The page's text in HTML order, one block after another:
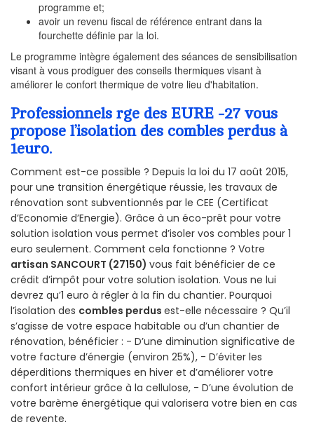
programme et;
avoir un revenu fiscal de référence entrant dans la
fourchette définie par la loi.
Le programme intègre également des séances de sensibilisation
visant à vous prodiguer des conseils thermiques visant à
améliorer le confort thermique de votre lieu d'habitation.
Professionnels rge des EURE -27 vous
propose l’isolation des combles perdus à
1euro.
Comment est-ce possible ? Depuis la loi du 17 août 2015,
pour une transition énergétique réussie, les travaux de
rénovation sont subventionnés par le CEE (Certificat
d’Economie d’Energie). Grâce à un éco-prêt pour votre
solution isolation vous permet d’isoler vos combles pour 1
euro seulement. Comment cela fonctionne ? Votre
artisan SANCOURT (27150) vous fait bénéficier de ce
crédit d’impôt pour votre solution isolation. Vous ne lui
devrez qu’1 euro à régler à la fin du chantier. Pourquoi
l’isolation des combles perdus est-elle nécessaire ? Qu’il
s’agisse de votre espace habitable ou d’un chantier de
rénovation, bénéficier : - D’une diminution significative de
votre facture d’énergie (environ 25%), - D’éviter les
déperditions thermiques en hiver et d’améliorer votre
confort intérieur grâce à la cellulose, - D’une évolution de
votre barème énergétique qui valorisera votre bien en cas
de revente.